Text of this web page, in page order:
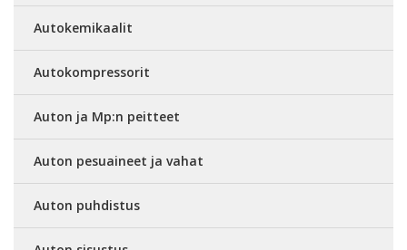
Autokemikaalit
Autokompressorit
Auton ja Mp:n peitteet
Auton pesuaineet ja vahat
Auton puhdistus